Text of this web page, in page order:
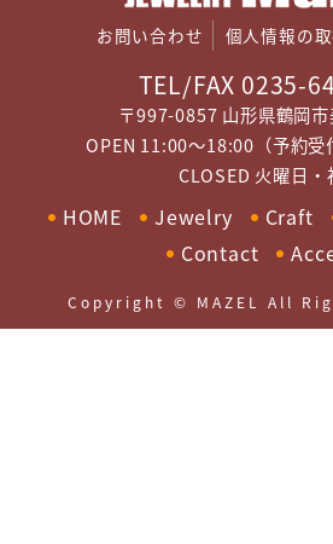
お問い合わせ 個人情報の
TEL/FAX 0235-
〒997-0857 山形県鶴岡
OPEN 11:00～18:00（予約受
CLOSED 火曜日・
HOME Jewelry Craft
Contact
Copyright © MAZEL All